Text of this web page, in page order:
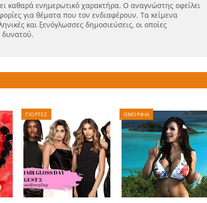
καθαρά ενημερωτικό χαρακτήρα. Ο αναγνώστης οφείλει
για θέματα που τον ενδιαφέρουν. Τα κείμενα
και ξενόγλωσσες δημοσιεύσεις, οι οποίες
δυνατού.
ΓΙΟΡΤΕΣ ΟΜΟΡΦΙΑ